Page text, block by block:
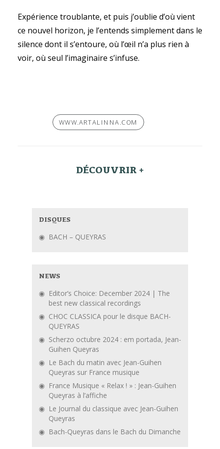
Expérience troublante, et puis j’oublie d’où vient
ce nouvel horizon, je l’entends simplement dans le
silence dont il s’entoure, où l’œil n’a plus rien à
voir, où seul l’imaginaire s’infuse.
WWW.ARTALINNA.COM
DÉCOUVRIR +
DISQUES
BACH – QUEYRAS
NEWS
Editor’s Choice: December 2024 | The
best new classical recordings
CHOC CLASSICA pour le disque BACH-
QUEYRAS
Scherzo octubre 2024 : em portada, Jean-
Guihen Queyras
Le Bach du matin avec Jean-Guihen
Queyras sur France musique
France Musique « Relax ! » : Jean-Guihen
Queyras à l’affiche
Le Journal du classique avec Jean-Guihen
Queyras
Bach-Queyras dans le Bach du Dimanche